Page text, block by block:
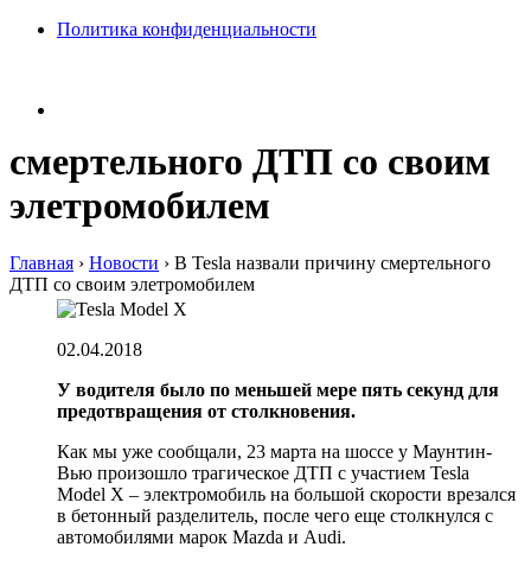
Политика конфиденциальности
смертельного ДТП со своим
элетромобилем
Главная › Новости › В Tesla назвали причину смертельного
ДТП со своим элетромобилем
02.04.2018
У водителя было по меньшей мере пять секунд для
предотвращения от столкновения.
Как мы уже сообщали, 23 марта на шоссе у Маунтин-
Вью произошло трагическое ДТП с участием Tesla
Model X – электромобиль на большой скорости врезался
в бетонный разделитель, после чего еще столкнулся с
автомобилями марок Mazda и Audi.